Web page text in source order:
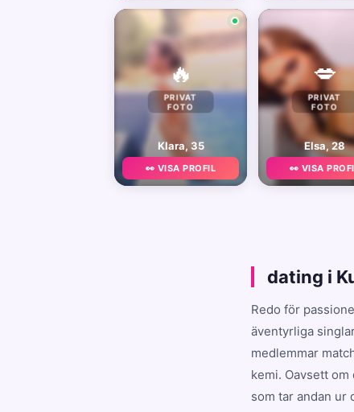
🔥
PRIVAT
FOTO
Klara, 35
👀 VISA PROFIL
💋
PRIVAT
FOTO
Elsa, 28
👀 VISA
dating i
Redo för
äventyrliga
medlemmar
kemi. Oavsett
som tar andan ur